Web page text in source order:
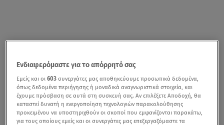
Ενδιαφερόμαστε για το απόρρητό σας
Εμείς και οι603 συνεργάτες μας αποθηκεύουμε προσωπικά δεδομένα,
όπως δεδομένα περιήγησης ή μοναδικά αναγνωριστικά στοιχεία, και
έχουμε πρόσβαση σε αυτά στη συσκευή σας. Αν επιλέξετε Αποδοχή, θα
καταστεί δυνατή η ενεργοποίηση τεχνολογιών παρακολούθησης
προκειμένου να υποστηριχθούν οι σκοποί που εμφανίζονται παρακάτω,
για τους οποίους εμείς και οι συνεργάτες μας επεξεργαζόμαστε τα